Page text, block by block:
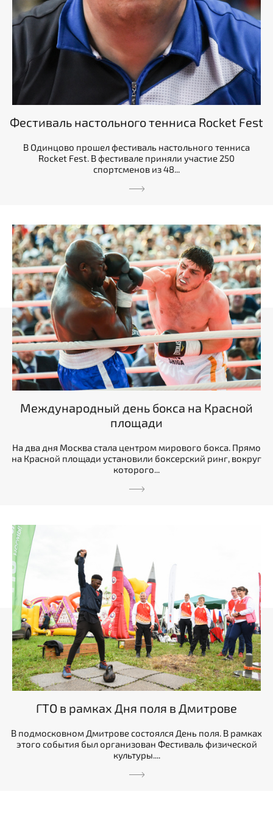
Фестиваль настольного тенниса Rocket Fest
В Одинцово прошел фестиваль настольного тенниса
Rocket Fest. В фестивале приняли участие 250
спортсменов из 48...
Международный день бокса на Красной
площади
На два дня Москва стала центром мирового бокса. Прямо
на Красной площади установили боксерский ринг, вокруг
которого...
ГТО в рамках Дня поля в Дмитрове
В подмосковном Дмитрове состоялся День поля. В рамках
этого события был организован Фестиваль физической
культуры....